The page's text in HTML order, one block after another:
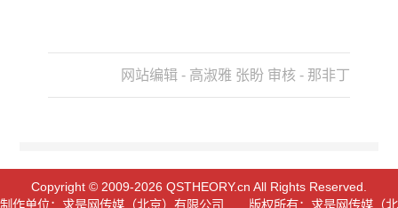
网站编辑 - 高淑雅 张盼 审核 - 那非丁
Copyright © 2009-2026 QSTHEORY.cn All Rights Reserved.